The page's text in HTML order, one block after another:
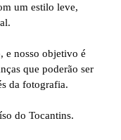
um estilo leve,
e nosso objetivo é
que poderão ser
da fotografia.
do Tocantins.